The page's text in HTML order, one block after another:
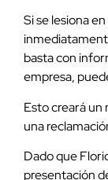
Si se lesiona
basta con
empresa,
Esto creará
una
Dado que
presentación